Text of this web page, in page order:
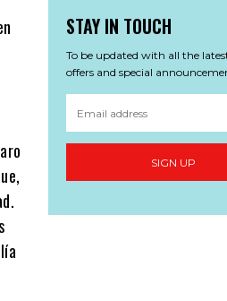
STAY IN TOUCH
To be updated with all the
offers and special
SIGN UP